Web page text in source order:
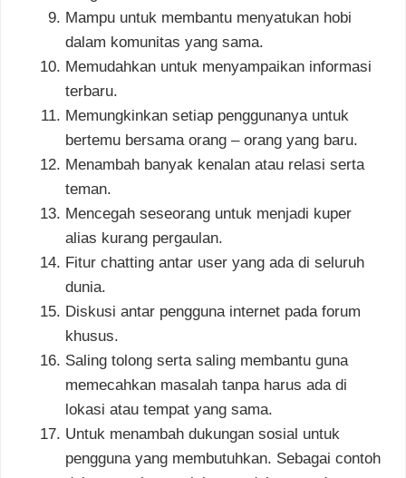
Mampu untuk membantu menyatukan hobi
dalam komunitas yang sama.
Memudahkan untuk menyampaikan informasi
terbaru.
Memungkinkan setiap penggunanya untuk
bertemu bersama orang – orang yang baru.
Menambah banyak kenalan atau relasi serta
teman.
Mencegah seseorang untuk menjadi kuper
alias kurang pergaulan.
Fitur chatting antar user yang ada di seluruh
dunia.
Diskusi antar pengguna internet pada forum
khusus.
Saling tolong serta saling membantu guna
memecahkan masalah tanpa harus ada di
lokasi atau tempat yang sama.
Untuk menambah dukungan sosial untuk
pengguna yang membutuhkan. Sebagai contoh